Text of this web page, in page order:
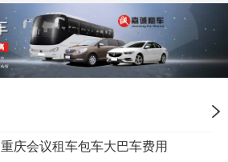
重庆会议租车包车大巴车费用